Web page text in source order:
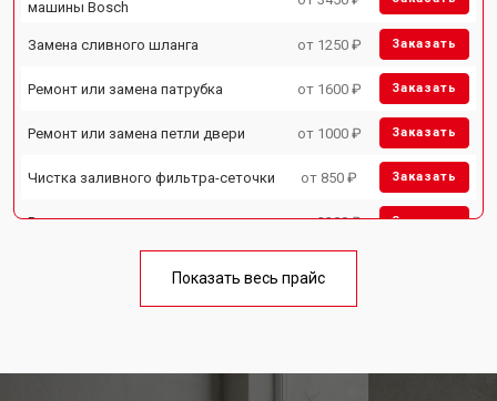
машины Bosch
Замена сливного шланга от 1250 ₽ Заказать
Ремонт или замена патрубка от 1600 ₽ Заказать
Ремонт или замена петли двери от 1000 ₽ Заказать
Чистка заливного фильтра-сеточки от 850 ₽ Заказать
Ремонт циркуляционного насоса от 2200 ₽ Заказать
Ремонт стакана моечного бака от 1600 ₽
Показать весь прайс